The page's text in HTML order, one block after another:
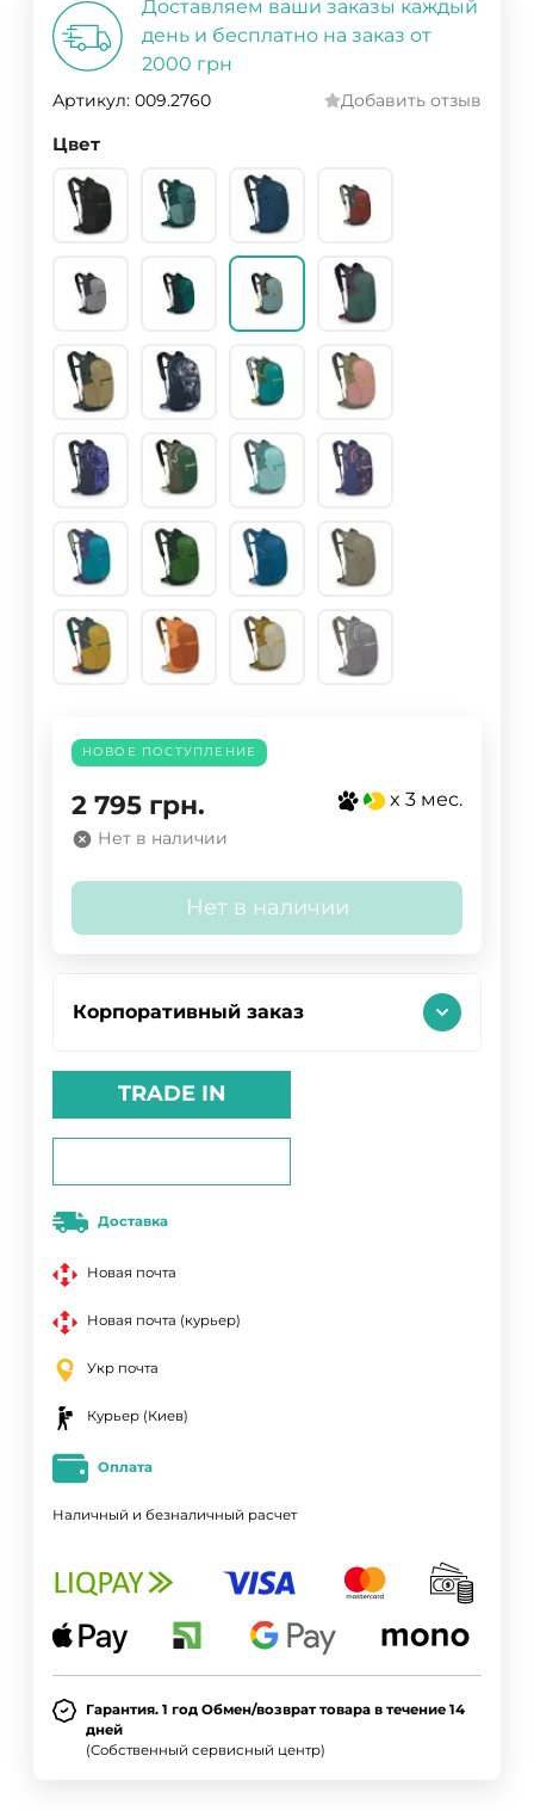
Доставляем ваши заказы каждый
день и бесплатно на заказ от
2000 грн
Артикул: 009.2760 Добавить отзыв
Цвет
НОВОЕ ПОСТУПЛЕНИЕ
2 795 грн. x 3 мес.
Нет в наличии
Нет в наличии
Корпоративный заказ
TRADE IN
Доставка
Новая почта
Новая почта (курьер)
Укр почта
Курьер (Киев)
Оплата
Наличный и безналичный расчет
Гарантия. 1 год Обмен/возврат товара в течение 14
дней
(Собственный сервисный центр)